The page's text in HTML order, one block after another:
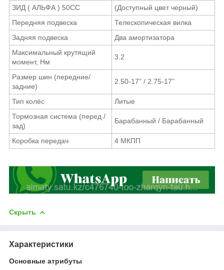
ЗИД ( АЛЬФА ) 50СС
(Доступный цвет черный)
Передняя подвеска
Телескопическая вилка
Задняя подвеска
Два амортизатора
Максимальный крутящий
момент, Нм
3.2
Размер шин (передние/
задние)
2.50-17” / 2.75-17”
Тип колёс
Литые
Тормозная система (перед /
зад)
Барабанный / Барабанный
Коробка передач 4 МКПП
Скрыть
Характеристики
Основные атрибуты